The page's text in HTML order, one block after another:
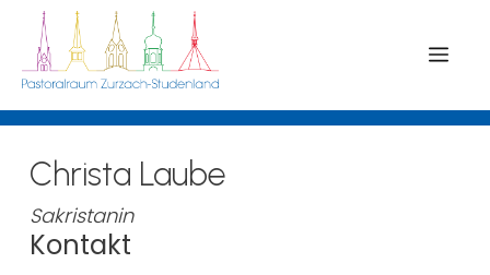
Christa Laube
Sakristanin
Kontakt